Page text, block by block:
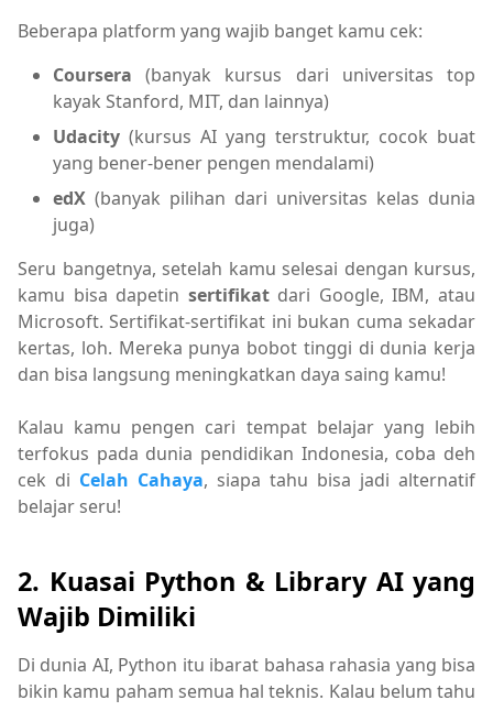
Beberapa platform yang wajib banget kamu cek:
Coursera (banyak kursus dari universitas top
kayak Stanford, MIT, dan lainnya)
Udacity (kursus AI yang terstruktur, cocok buat
yang bener-bener pengen mendalami)
edX (banyak pilihan dari universitas kelas dunia
juga)
Seru bangetnya, setelah kamu selesai dengan kursus,
kamu bisa dapetin sertifikatdari Google, IBM, atau
Microsoft. Sertifikat-sertifikat ini bukan cuma sekadar
kertas, loh. Mereka punya bobot tinggi di dunia kerja
dan bisa langsung meningkatkan daya saing kamu!
Kalau kamu pengen cari tempat belajar yang lebih
terfokus pada dunia pendidikan Indonesia, coba deh
cek di Celah Cahaya, siapa tahu bisa jadi alternatif
belajar seru!
2. Kuasai Python & Library AI yang
Wajib Dimiliki
Di dunia AI, Python itu ibarat bahasa rahasia yang bisa
bikin kamu paham semua hal teknis. Kalau belum tahu